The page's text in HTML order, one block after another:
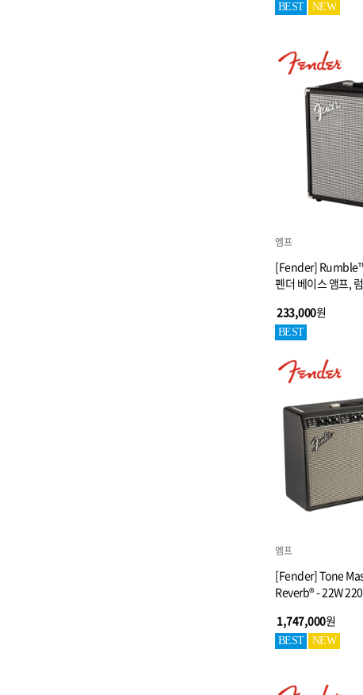
BEST NEW
엠프
[Fender]
펜더 베이스 앰프,
233,000원
BEST
엠프
[Fender] Tone
Reverb® - 22W
1,747,000원
BEST NEW